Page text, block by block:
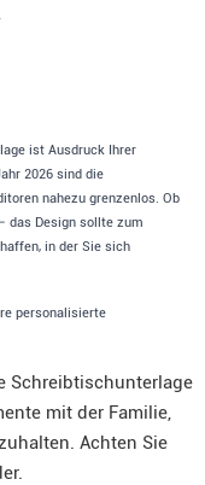
ist Ausdruck Ihrer
2026 sind die
nahezu grenzenlos. Ob
das Design sollte zum
in der Sie sich
personalisierte
Schreibtischunterlage
mit der Familie,
Achten Sie